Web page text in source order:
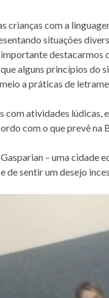
crianças com a
situações
alguns princípios
a práticas de
atividades
com o que prevê na
– uma
sentir um desejo